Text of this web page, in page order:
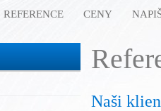
REFERENCE CENY
Naši